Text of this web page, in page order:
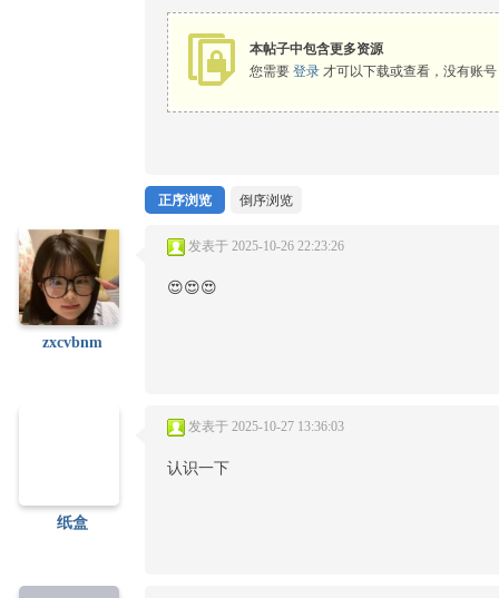
本帖子中包含更多资源
您需要 登录 才可以下载或查看，没有账
正序浏览 倒序浏览
zxcvbnm
发表于 2025-10-26 22:23:26
😍😍😍
纸盒
发表于 2025-10-27 13:36:03
认识一下